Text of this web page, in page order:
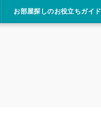
お部屋探しのお役立ちガイド